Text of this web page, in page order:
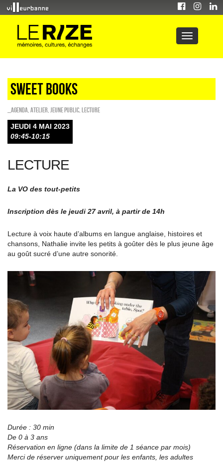
Sweet Books
_Agenda Atelier Jeune public Lecture
JEUDI 4 MAI 2023
09:45-10:15
LECTURE
La VO des tout-petits
Inscription dès le jeudi 27 avril, à partir de 14h
Lecture à voix haute d’albums en langue anglaise, histoires et
chansons, Nathalie invite les petits à goûter dès le plus jeune âge
au goût sucré d’une autre sonorité.
Durée : 30 min
De 0 à 3 ans
Réservation en ligne (dans la limite de 1 séance par mois)
Merci de réserver uniquement pour les enfants, les adultes